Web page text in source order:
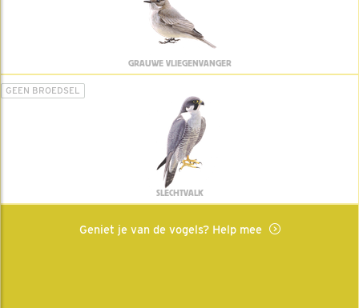
GRAUWE VLIEGENVANGER
GEEN BROEDSEL
SLECHTVALK
Geniet je van de vogels? Help mee